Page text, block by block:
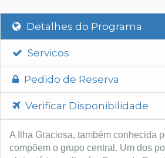
Detalhes do Programa
Servicos
Pedido de Reserva
Verificar Disponibilidade
A Ilha Graciosa, também conhecida
compõem o grupo central. Um dos